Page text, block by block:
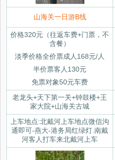
山海关一日游B线
价格320元（往返车费+门票，不
含餐）
淡季价格全价票成人168元/人
半价票客人130元
免票对象50元车费
老龙头+天下第一关+钟鼓楼+王
家大院+山海关古城
上车地点:北戴河上车地点微信沟
通即可-燕大-港务局红绿灯.南戴
河客人打车来北戴河上车